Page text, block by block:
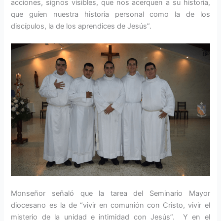
acciones, signos visibles, que nos acerquen a su historia,
que guíen nuestra historia personal como la de los
discípulos, la de los aprendices de Jesús”.
Monseñor señaló que la tarea del Seminario Mayor
diocesano es la de “vivir en comunión con Cristo, vivir el
misterio de la unidad e intimidad con Jesús”. Y en el